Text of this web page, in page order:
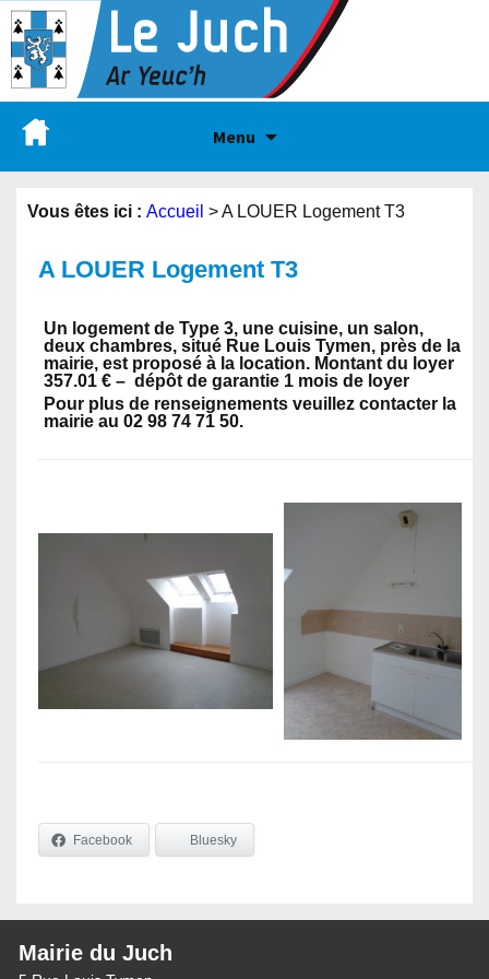
Menu
Vous êtes ici : Accueil >A LOUER Logement T3
A LOUER Logement T3
Un logement de Type 3, une cuisine, un salon,
deux chambres, situé Rue Louis Tymen, près de la
mairie, est proposé à la location. Montant du loyer
357.01 € – dépôt de garantie 1 mois de loyer
Pour plus de renseignements veuillez contacter la
mairie au 02 98 74 71 50.
Facebook Bluesky
Mairie du Juch